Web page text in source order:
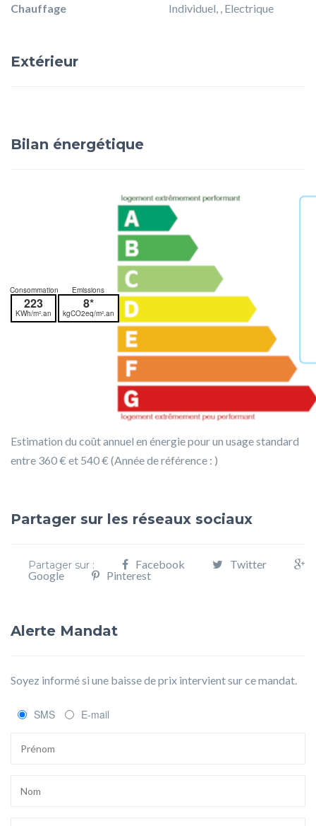
Chauffage
Individuel, , Electrique
Extérieur
Bilan énergétique
Consommation
223
KWh/m².an
Emissions
8*
kgCO2eq/m².an
Estimation du coût annuel en énergie pour un usage standard
entre 360 € et 540 € (Année de référence : )
Partager sur les réseaux sociaux
Partager sur : Facebook
Twitter
Google
Pinterest
Alerte Mandat
Soyez informé si une baisse de prix intervient sur ce mandat.
SMS E-mail